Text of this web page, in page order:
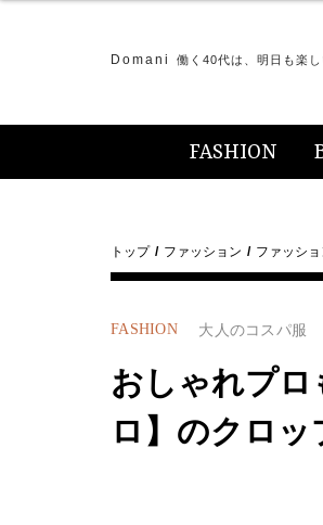
Domani 働く40代は、明日も楽し
FASHION
トップ ファッション ファッシ
FASHION 大人のコスパ服
おしゃれプロ
ロ】のクロッ